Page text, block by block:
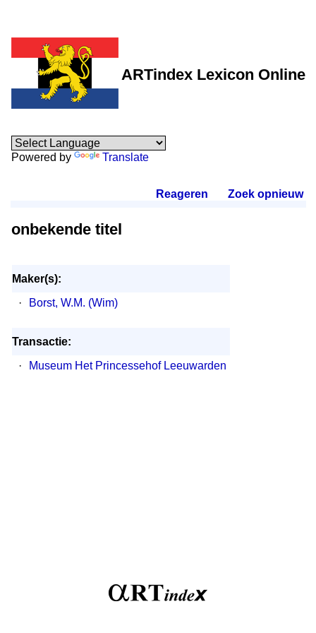
ARTindex Lexicon Online
Powered by Translate
Reageren Zoek opnieuw.
onbekende titel
Maker(s):
·
Borst, W.M. (Wim)
Transactie:
·
Museum Het Princessehof Leeuwarden